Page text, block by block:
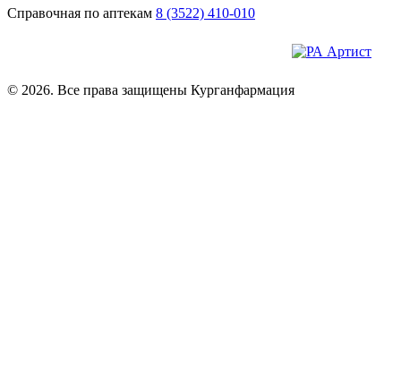
Справочная по аптекам 8 (3522) 410-010
© 2026. Все права защищены Курганфармация